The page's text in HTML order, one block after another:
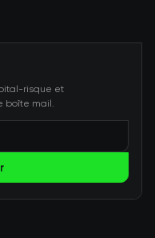
risque et
boîte mail.